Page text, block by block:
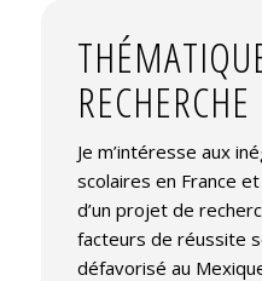
RECHERCHE
Je m’intéresse aux
scolaires en France
d’un projet de
facteurs de réussite
défavorisé au